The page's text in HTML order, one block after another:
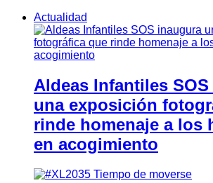
Actualidad
Aldeas Infantiles
una exposición
rinde homenaje a los
en acogimiento